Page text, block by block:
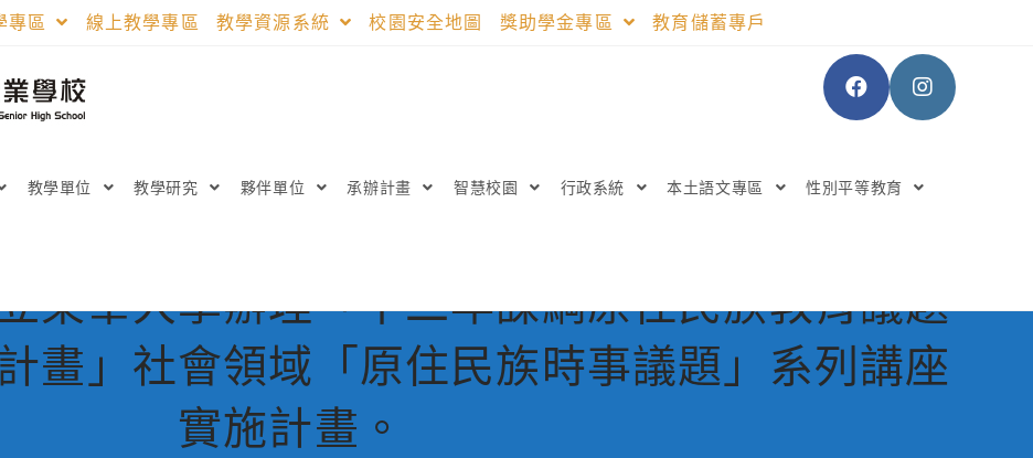
專區 線上教學專區 教學資源系統 校園安全地圖 獎助學金專區 教育儲蓄專戶
教學單位 教學研究 夥伴單位 承辦計畫 智慧校園 行政系統 本土語文專區 性別平等教育
東華大學辦理「十二年課綱原住民族教育議題
畫」社會領域「原住民族時事議題」系列講座
實施計畫。